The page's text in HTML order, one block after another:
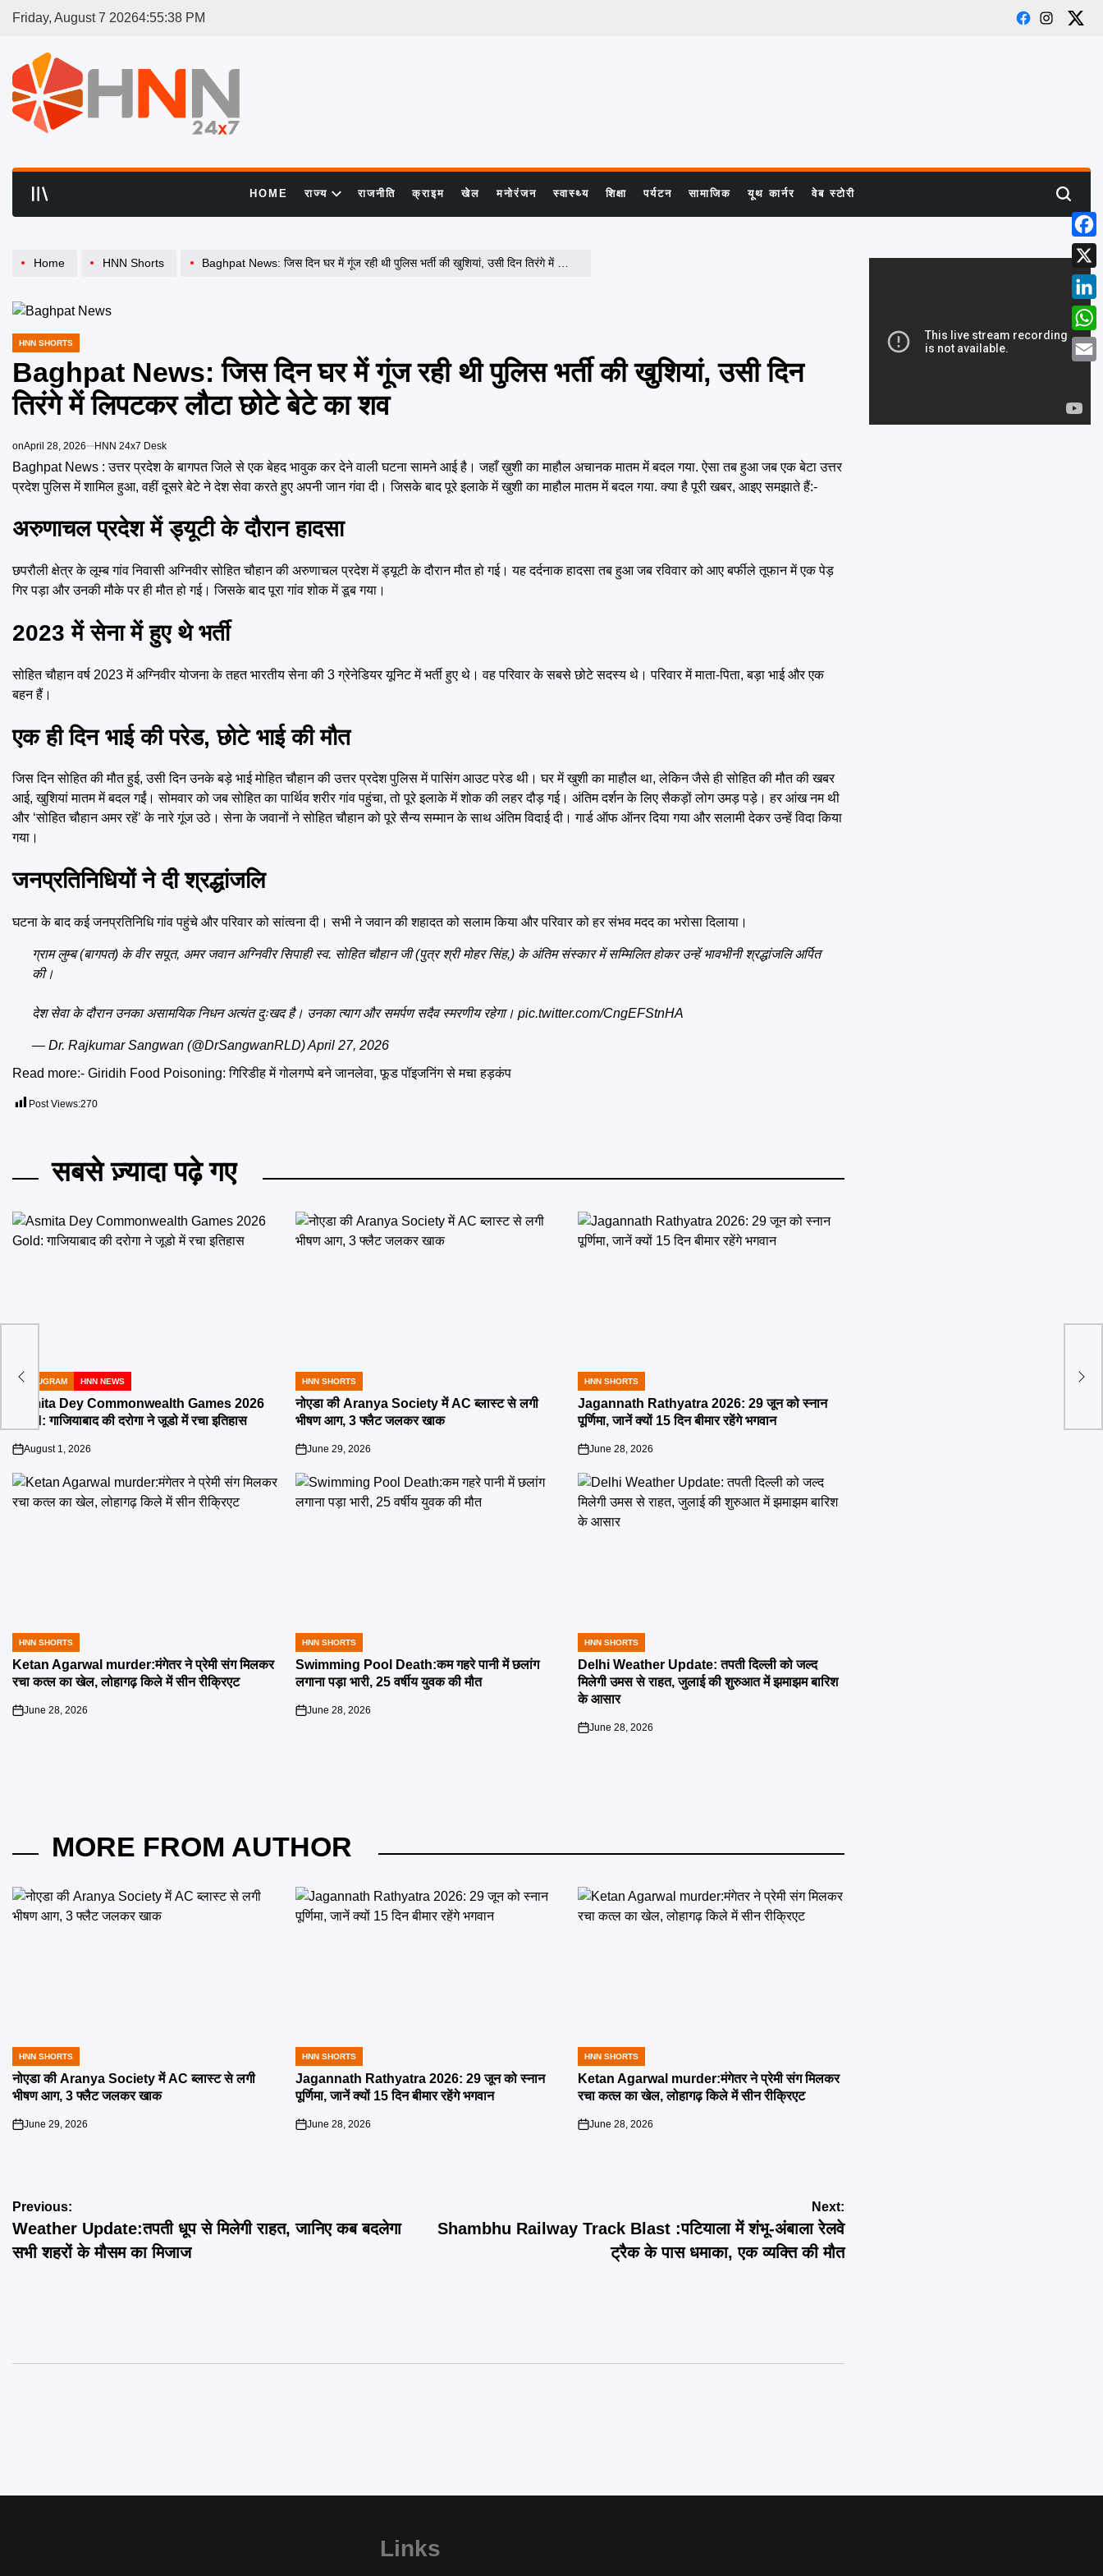
Friday, August 7 20264:55:39 PM
Facebook
Instagram
X
HOME राज्य राजनीति क्राइम खेल मनोरंजन स्वास्थ्य शिक्षा पर्यटन सामाजिक यूथ कार्नर वेब स्टोरी Search
Home HNN Shorts Baghpat News: जिस दिन घर में गूंज रही थी पुलिस भर्ती की खुशियां, उसी दिन तिरंगे में लिपटकर लौटा छोटे बेटे का शव
POSTED
HNN SHORTS
Baghpat News: जिस दिन घर में गूंज रही थी पुलिस भर्ती की खुशियां, उसी दिन
तिरंगे में लिपटकर लौटा छोटे बेटे का शव
onApril 28, 2026 HNN 24x7 Desk
Baghpat News : उत्तर प्रदेश के बागपत जिले से एक बेहद भावुक कर देने वाली घटना सामने आई है। जहाँ ख़ुशी का माहौल अचानक मातम में बदल गया. ऐसा तब हुआ जब एक बेटा उत्तर
प्रदेश पुलिस में शामिल हुआ, वहीं दूसरे बेटे ने देश सेवा करते हुए अपनी जान गंवा दी। जिसके बाद पूरे इलाके में खुशी का माहौल मातम में बदल गया. क्या है पूरी खबर, आइए समझाते हैं:-
अरुणाचल प्रदेश में ड्यूटी के दौरान हादसा
छपरौली क्षेत्र के लूम्ब गांव निवासी अग्निवीर सोहित चौहान की अरुणाचल प्रदेश में ड्यूटी के दौरान मौत हो गई। यह दर्दनाक हादसा तब हुआ जब रविवार को आए बर्फीले तूफान में एक पेड़
गिर पड़ा और उनकी मौके पर ही मौत हो गई। जिसके बाद पूरा गांव शोक में डूब गया।
2023 में सेना में हुए थे भर्ती
सोहित चौहान वर्ष 2023 में अग्निवीर योजना के तहत भारतीय सेना की 3 ग्रेनेडियर यूनिट में भर्ती हुए थे। वह परिवार के सबसे छोटे सदस्य थे। परिवार में माता-पिता, बड़ा भाई और एक
बहन हैं।
एक ही दिन भाई की परेड, छोटे भाई की मौत
जिस दिन सोहित की मौत हुई, उसी दिन उनके बड़े भाई मोहित चौहान की उत्तर प्रदेश पुलिस में पासिंग आउट परेड थी। घर में खुशी का माहौल था, लेकिन जैसे ही सोहित की मौत की खबर
आई, खुशियां मातम में बदल गईं। सोमवार को जब सोहित का पार्थिव शरीर गांव पहुंचा, तो पूरे इलाके में शोक की लहर दौड़ गई। अंतिम दर्शन के लिए सैकड़ों लोग उमड़ पड़े। हर आंख नम थी
और ‘सोहित चौहान अमर रहें’ के नारे गूंज उठे। सेना के जवानों ने सोहित चौहान को पूरे सैन्य सम्मान के साथ अंतिम विदाई दी। गार्ड ऑफ ऑनर दिया गया और सलामी देकर उन्हें विदा किया
गया।
जनप्रतिनिधियों ने दी श्रद्धांजलि
घटना के बाद कई जनप्रतिनिधि गांव पहुंचे और परिवार को सांत्वना दी। सभी ने जवान की शहादत को सलाम किया और परिवार को हर संभव मदद का भरोसा दिलाया।
ग्राम लुम्ब (बागपत) के वीर सपूत, अमर जवान अग्निवीर सिपाही स्व. सोहित चौहान जी (पुत्र श्री मोहर सिंह,) के अंतिम संस्कार में सम्मिलित होकर उन्हें भावभीनी श्रद्धांजलि अर्पित
की।
देश सेवा के दौरान उनका असामयिक निधन अत्यंत दुःखद है। उनका त्याग और समर्पण सदैव स्मरणीय रहेगा। pic.twitter.com/CngEFStnHA
— Dr. Rajkumar Sangwan (@DrSangwanRLD)April 27, 2026
Read more:- Giridih Food Poisoning: गिरिडीह में गोलगप्पे बने जानलेवा, फूड पॉइजनिंग से मचा हड़कंप
Post Views:270
सबसे ज़्यादा पढ़े गए
POSTED
GURUGRAM HNN NEWS
Asmita Dey Commonwealth Games 2026
Gold: गाजियाबाद की दरोगा ने जूडो में रचा इतिहास
on
August 1, 2026
POSTED
IN
HNN SHORTS
नोएडा की Aranya Society में AC ब्लास्ट से लगी
भीषण आग, 3 फ्लैट जलकर खाक
on
June 29, 2026
POSTED
IN
HNN SHORTS
Jagannath Rathyatra 2026: 29 जून को स्नान
पूर्णिमा, जानें क्यों 15 दिन बीमार रहेंगे भगवान
on
June 28, 2026
POSTED
IN
HNN SHORTS
Ketan Agarwal murder:मंगेतर ने प्रेमी संग मिलकर
रचा कत्ल का खेल, लोहागढ़ किले में सीन रीक्रिएट
on
June 28, 2026
POSTED
IN
HNN SHORTS
Swimming Pool Death:कम गहरे पानी में छलांग
लगाना पड़ा भारी, 25 वर्षीय युवक की मौत
on
June 28, 2026
POSTED
IN
HNN SHORTS
Delhi Weather Update: तपती दिल्ली को जल्द
मिलेगी उमस से राहत, जुलाई की शुरुआत में झमाझम बारिश
के आसार
on
June 28, 2026
MORE FROM AUTHOR
POSTED
IN
HNN SHORTS
नोएडा की Aranya Society में AC ब्लास्ट से लगी
भीषण आग, 3 फ्लैट जलकर खाक
on
June 29, 2026
POSTED
IN
HNN SHORTS
Jagannath Rathyatra 2026: 29 जून को स्नान
पूर्णिमा, जानें क्यों 15 दिन बीमार रहेंगे भगवान
on
June 28, 2026
POSTED
IN
HNN SHORTS
Ketan Agarwal murder:मंगेतर ने प्रेमी संग मिलकर
रचा कत्ल का खेल, लोहागढ़ किले में सीन रीक्रिएट
on
June 28, 2026
Post
navigation
Previous:
Weather Update:तपती धूप से मिलेगी राहत, जानिए कब बदलेगा
सभी शहरों के मौसम का मिजाज
Next:
Shambhu Railway Track Blast :पटियाला में शंभू-अंबाला रेलवे
ट्रैक के पास धमाका, एक व्यक्ति की मौत
Links
X